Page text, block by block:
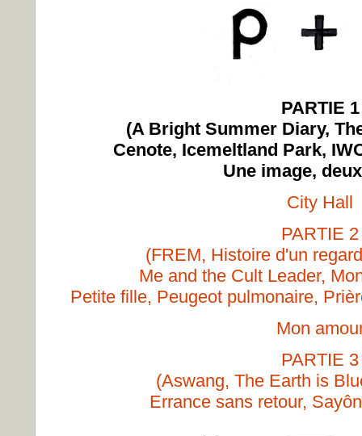
PARTIE 1
(A Bright Summer Diary,
Cenote, Icemeltland Park,
Une image,
City Hall
PARTIE 2
(FREM, Histoire d'un
Me and the Cult Leader,
Petite fille, Peugeot pulmonaire,
Mon
PARTIE 3
(Aswang, The Earth is
Errance sans retour,